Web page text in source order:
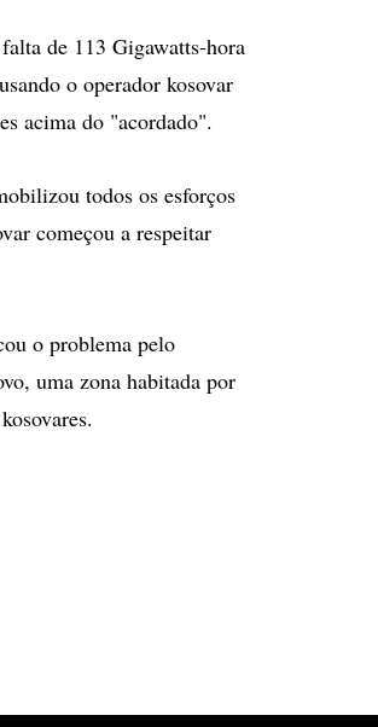
de 113 Gigawatts-hora
o operador kosovar
acima do "acordado".
todos os esforços
começou a respeitar
o problema pelo
uma zona habitada por